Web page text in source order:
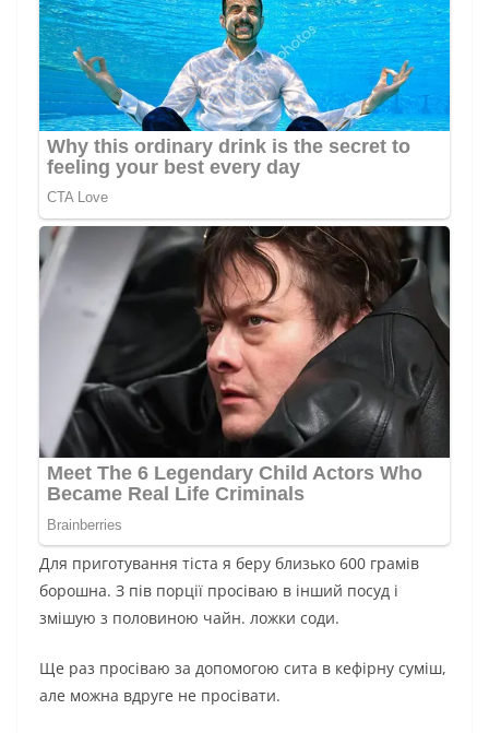
Для приготування тіста я беру близько 600 грамів
борошна. З пів порції просіваю в інший посуд і
змішую з половиною чайн. ложки соди.
Ще раз просіваю за допомогою сита в кефірну суміш,
але можна вдруге не просівати.